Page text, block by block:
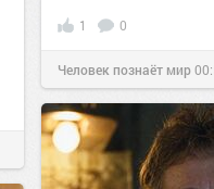
1 0
Человек познаёт мир